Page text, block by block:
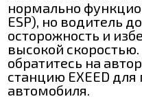
нормально
ESP), но водитель
осторожность и
высокой
обратитесь на
станцию EXEED
автомобиля.